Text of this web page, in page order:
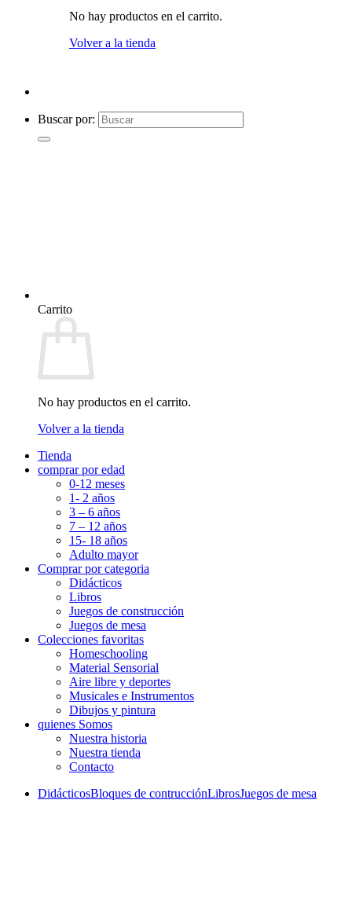
No hay productos en el carrito.
Volver a la tienda
Buscar por:
Carrito
No hay productos en el carrito.
Volver a la tienda
Tienda
comprar por edad
0-12 meses
1- 2 años
3 – 6 años
7 – 12 años
15- 18 años
Adulto mayor
Comprar por categoria
Didácticos
Libros
Juegos de construcción
Juegos de mesa
Colecciones favoritas
Homeschooling
Material Sensorial
Aire libre y deportes
Musicales e Instrumentos
Dibujos y pintura
quienes Somos
Nuestra historia
Nuestra tienda
Contacto
DidácticosBloques de contrucciónLibrosJuegos de mesa